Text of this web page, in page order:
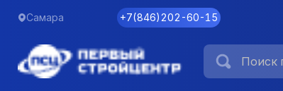
Самара +7(846)202-60-15